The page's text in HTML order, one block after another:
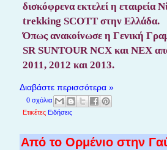
δισκόφρενα εκτελεί η
trekking SCOTT στην Ελλάδα.
Όπως ανακοίνωσε η Γενική
SR SUNTOUR NCX και NEX
2011, 2012 και 2013.
Διαβάστε περισσότερα »
0 σχόλια
Ετικέτες Ειδήσεις
Από το Ορμένιο στην